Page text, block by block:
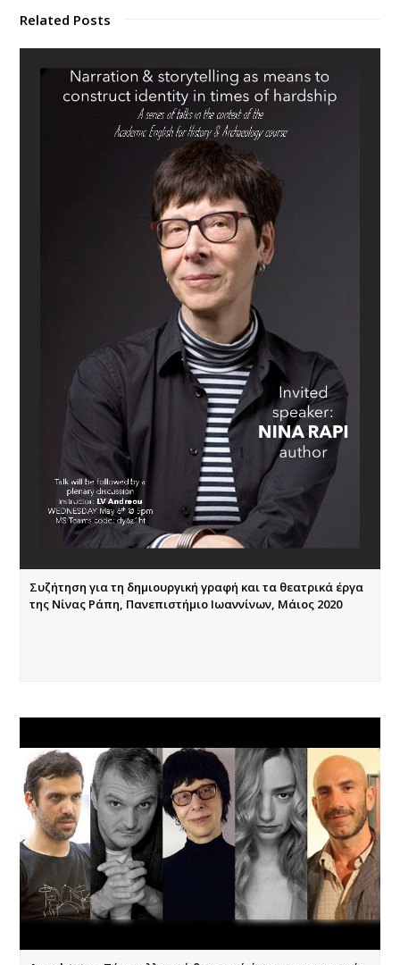
Related Posts
Συζήτηση για τη δημιουργική γραφή και τα θεατρικά έργα
της Νίνας Ράπη, Πανεπιστήμιο Ιωαννίνων, Μάιος 2020